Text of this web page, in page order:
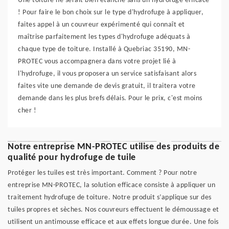
! Pour faire le bon choix sur le type d'hydrofuge à appliquer,
faites appel à un couvreur expérimenté qui connaît et
maîtrise parfaitement les types d'hydrofuge adéquats à
chaque type de toiture. Installé à Quebriac 35190, MN-
PROTEC vous accompagnera dans votre projet lié à
l'hydrofuge, il vous proposera un service satisfaisant alors
faites vite une demande de devis gratuit, il traitera votre
demande dans les plus brefs délais. Pour le prix, c'est moins
cher !
Notre entreprise MN-PROTEC utilise des produits de
qualité pour hydrofuge de tuile
Protéger les tuiles est très important. Comment ? Pour notre
entreprise MN-PROTEC, la solution efficace consiste à appliquer un
traitement hydrofuge de toiture. Notre produit s’applique sur des
tuiles propres et sèches. Nos couvreurs effectuent le démoussage et
utilisent un antimousse efficace et aux effets longue durée. Une fois